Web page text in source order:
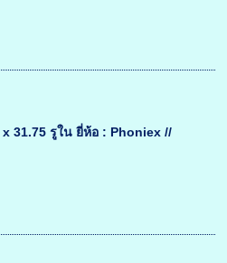
31.75 รูใน ยี่ห้อ : Phoniex //